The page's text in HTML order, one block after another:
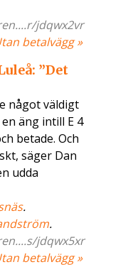
jdqwx2vr
betalvägg »
”Det
något väldigt
äng intill E 4
betade. Och
säger Dan
udda
.
.
jdqwx5xr
betalvägg »